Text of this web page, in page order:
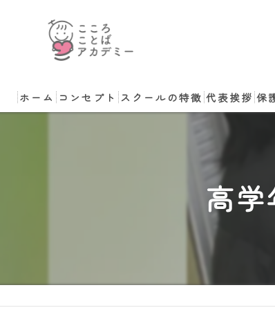
ホーム コンセプト スクールの特徴 代表挨拶
講師のご依
保
高